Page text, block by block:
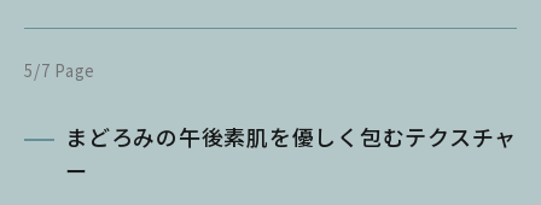
5/7 Page
まどろみの午後素肌を優しく包むテクスチャ
ー